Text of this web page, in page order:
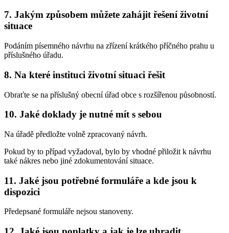
7. Jakým způsobem můžete zahájit řešení životní
situace
Podáním písemného návrhu na zřízení krátkého příčného prahu u
příslušného úřadu.
8. Na které instituci životní situaci řešit
Obraťte se na příslušný obecní úřad obce s rozšířenou působností.
10. Jaké doklady je nutné mít s sebou
Na úřadě předložte volně zpracovaný návrh.
Pokud by to případ vyžadoval, bylo by vhodné přiložit k návrhu
také nákres nebo jiné zdokumentování situace.
11. Jaké jsou potřebné formuláře a kde jsou k
dispozici
Předepsané formuláře nejsou stanoveny.